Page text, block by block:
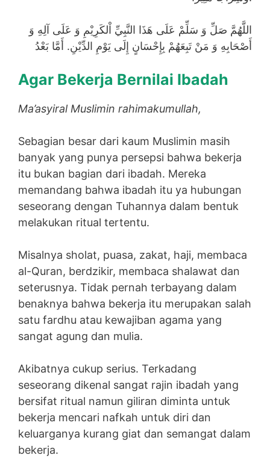
اللَّهُمَّ صَلِّ وَ سَلِّمْ عَلَى هَذَا النَّبِيِّ اْلكَرِيْمِ وَ عَلَى آلِهِ وَ
أَصْحَابِهِ وَ مَنْ تَبِعَهُمْ بِإِحْسَانٍ إِلَى يَوْمِ الدِّيْنِ. أَمَّا بَعْدُ
Agar Bekerja Bernilai Ibadah
Ma’asyiral Muslimin rahimakumullah,
Sebagian besar dari kaum Muslimin masih
banyak yang punya persepsi bahwa bekerja
itu bukan bagian dari ibadah. Mereka
memandang bahwa ibadah itu ya hubungan
seseorang dengan Tuhannya dalam bentuk
melakukan ritual tertentu.
Misalnya sholat, puasa, zakat, haji, membaca
al-Quran, berdzikir, membaca shalawat dan
seterusnya. Tidak pernah terbayang dalam
benaknya bahwa bekerja itu merupakan salah
satu fardhu atau kewajiban agama yang
sangat agung dan mulia.
Akibatnya cukup serius. Terkadang
seseorang dikenal sangat rajin ibadah yang
bersifat ritual namun giliran diminta untuk
bekerja mencari nafkah untuk diri dan
keluarganya kurang giat dan semangat dalam
bekerja.